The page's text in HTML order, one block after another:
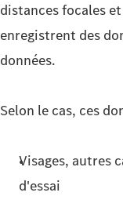
distances focales
enregistrent des
données.
Selon le cas, ces
Visages, autres
d'essai